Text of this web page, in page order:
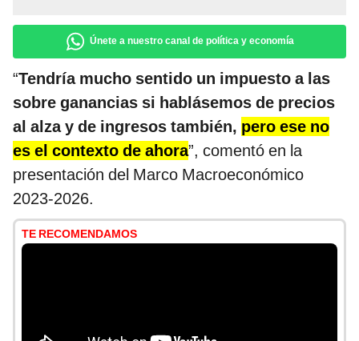
Únete a nuestro canal de política y economía
“Tendría mucho sentido un impuesto a las
sobre ganancias si hablásemos de precios
al alza y de ingresos también, pero ese no
es el contexto de ahora”, comentó en la
presentación del Marco Macroeconómico
2023-2026.
TE RECOMENDAMOS